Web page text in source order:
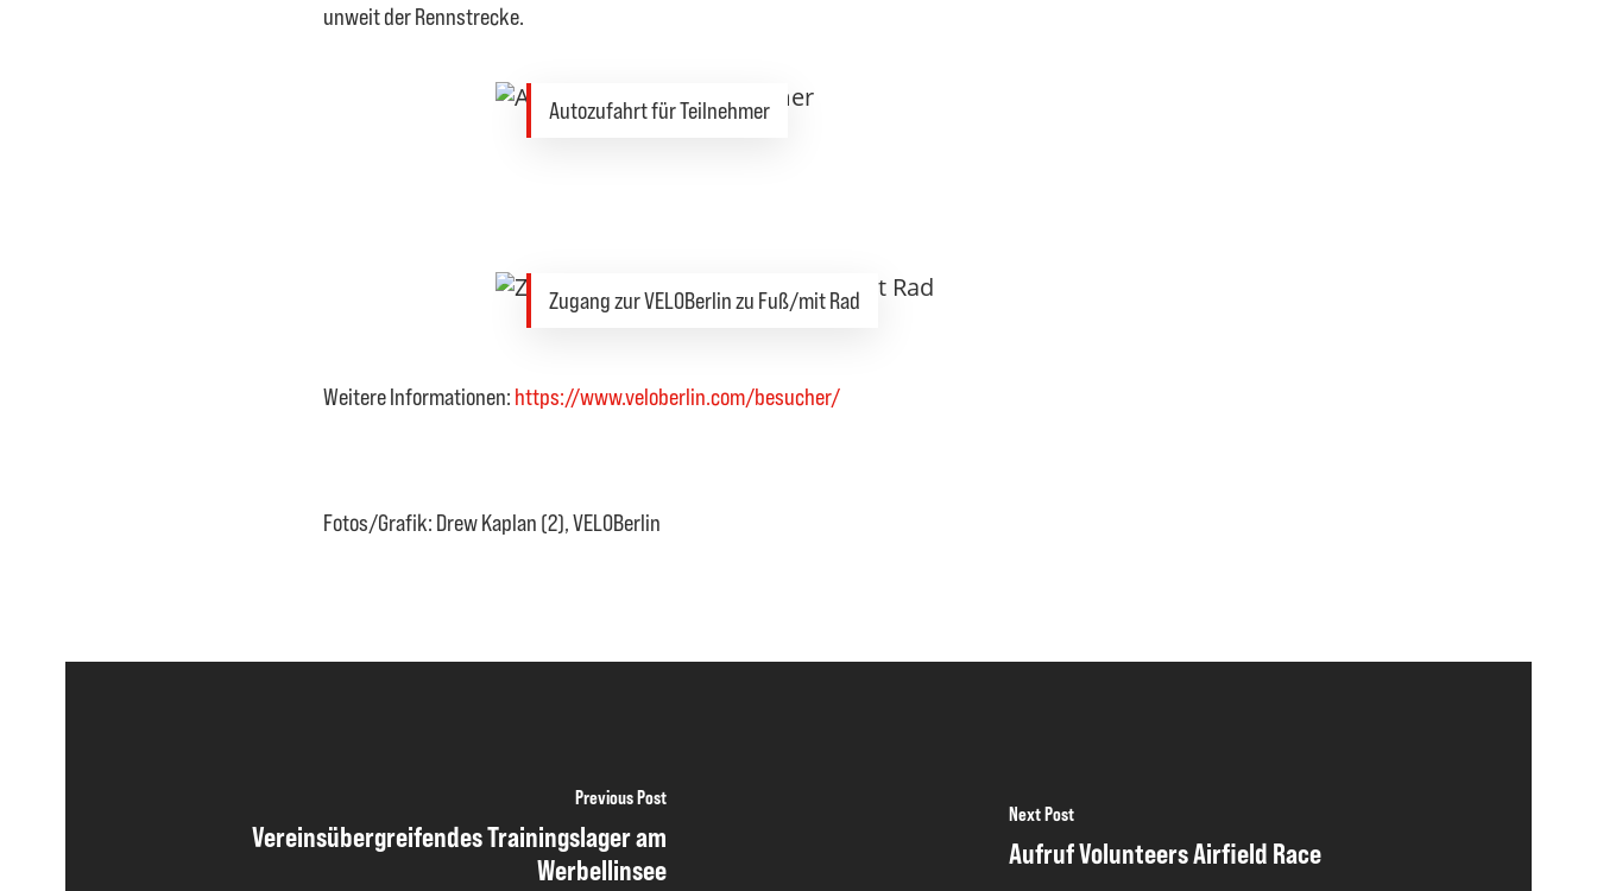
unweit der Rennstrecke.
Autozufahrt für Teilnehmer
Zugang zur VELOBerlin zu Fuß/mit Rad
Weitere Informationen: https://www.veloberlin.com/besucher/
Fotos/Grafik: Drew Kaplan (2), VELOBerlin
Previous Post
Vereinsübergreifendes Trainingslager am
Werbellinsee
Next Post
Aufruf Volunteers Airfield Race